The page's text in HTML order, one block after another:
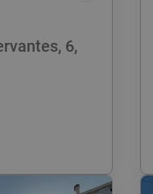
6,